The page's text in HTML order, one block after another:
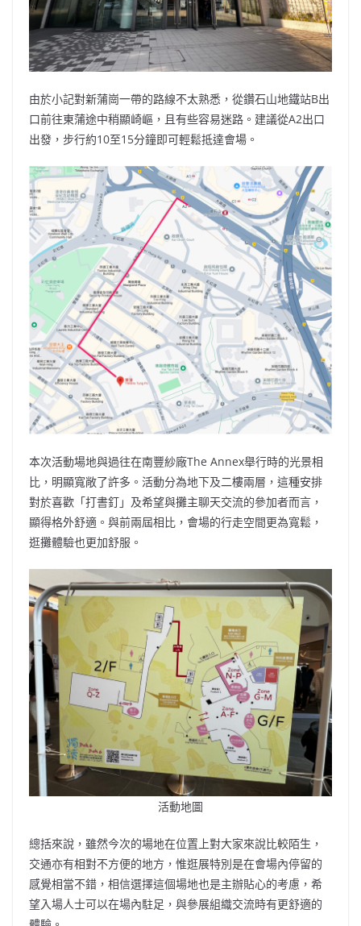
由於小記對新蒲崗一帶的路線不太熟悉，從鑽石山地鐵站B出
口前往東蒲途中稍顯崎嶇，且有些容易迷路。建議從A2出口
出發，步行約10至15分鐘即可輕鬆抵達會場。
本次活動場地與過往在南豐紗廠The Annex舉行時的光景相
比，明顯寬敞了許多。活動分為地下及二樓兩層，這種安排
對於喜歡「打書釘」及希望與攤主聊天交流的參加者而言，
顯得格外舒適。與前兩屆相比，會場的行走空間更為寬鬆，
逛攤體驗也更加舒服。
活動地圖
總括來說，雖然今次的場地在位置上對大家來說比較陌生，
交通亦有相對不方便的地方，惟逛展特別是在會場內停留的
感覺相當不錯，相信選擇這個場地也是主辦貼心的考慮，希
望入場人士可以在場內駐足，與參展組織交流時有更舒適的